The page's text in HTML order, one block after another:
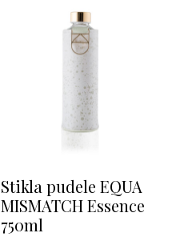
Stikla pudele EQUA
MISMATCH Essence
750ml